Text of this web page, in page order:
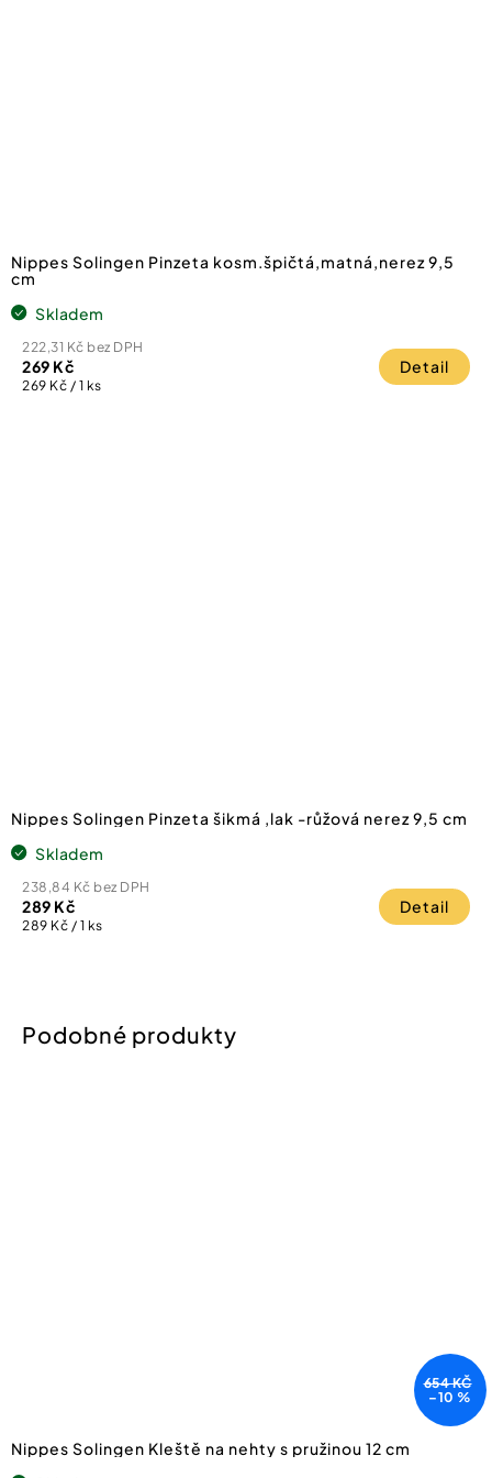
Nippes Solingen Pinzeta kosm.špičtá,matná,nerez 9,5
cm
Skladem
222,31 Kč bez DPH
269 Kč
Měrná
269 Kč / 1 ks
Detail
Nippes Solingen Pinzeta šikmá ,lak -růžová nerez 9,5 cm
Skladem
238,84 Kč bez DPH
289 Kč
Měrná
289 Kč / 1 ks
Detail
654 KČ
–10 %
Nippes Solingen Kleště na nehty s pružinou 12 cm